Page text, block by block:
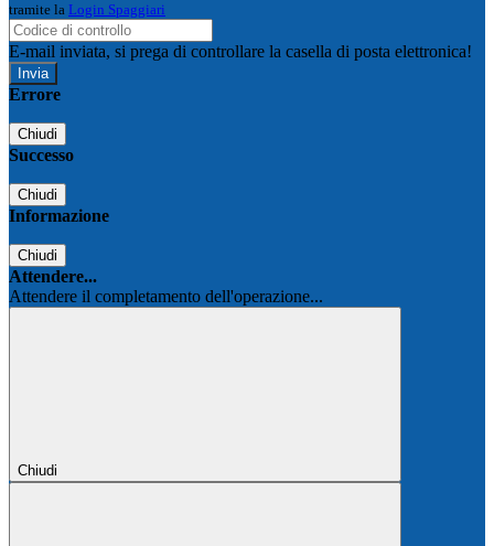
tramite la Login Spaggiari
E-mail inviata, si prega di controllare la casella di posta elettronica!
Errore
Chiudi
Successo
Chiudi
Informazione
Chiudi
Attendere...
Attendere il completamento dell'operazione...
Chiudi